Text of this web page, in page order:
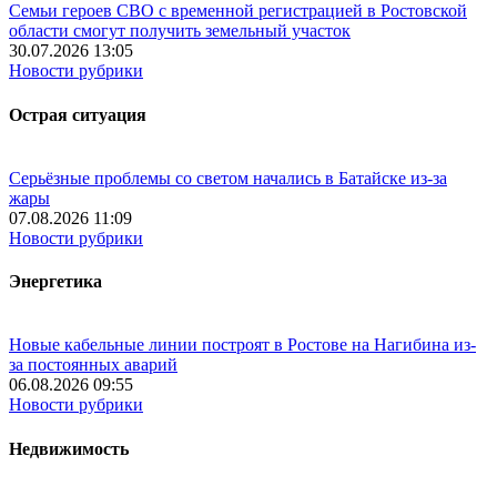
Семьи героев СВО с временной регистрацией в Ростовской
области смогут получить земельный участок
30.07.2026 13:05
Новости рубрики
Острая ситуация
Серьёзные проблемы со светом начались в Батайске из-за
жары
07.08.2026 11:09
Новости рубрики
Энергетика
Новые кабельные линии построят в Ростове на Нагибина из-
за постоянных аварий
06.08.2026 09:55
Новости рубрики
Недвижимость